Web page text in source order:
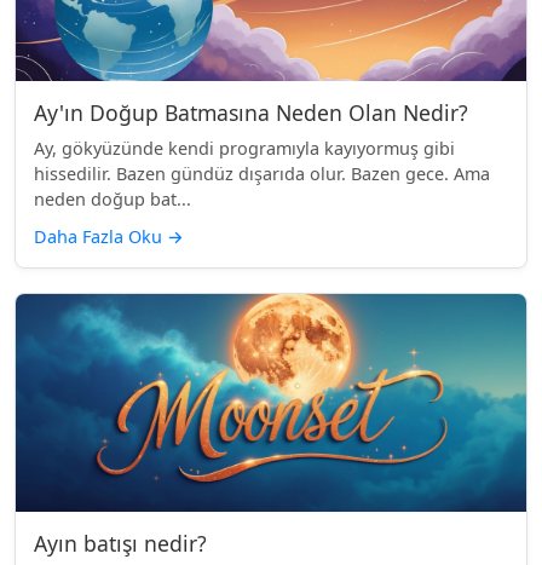
Ay'ın Doğup Batmasına Neden Olan Nedir?
Ay, gökyüzünde kendi programıyla kayıyormuş gibi
hissedilir. Bazen gündüz dışarıda olur. Bazen gece. Ama
neden doğup bat...
Daha Fazla Oku →
Ayın batışı nedir?